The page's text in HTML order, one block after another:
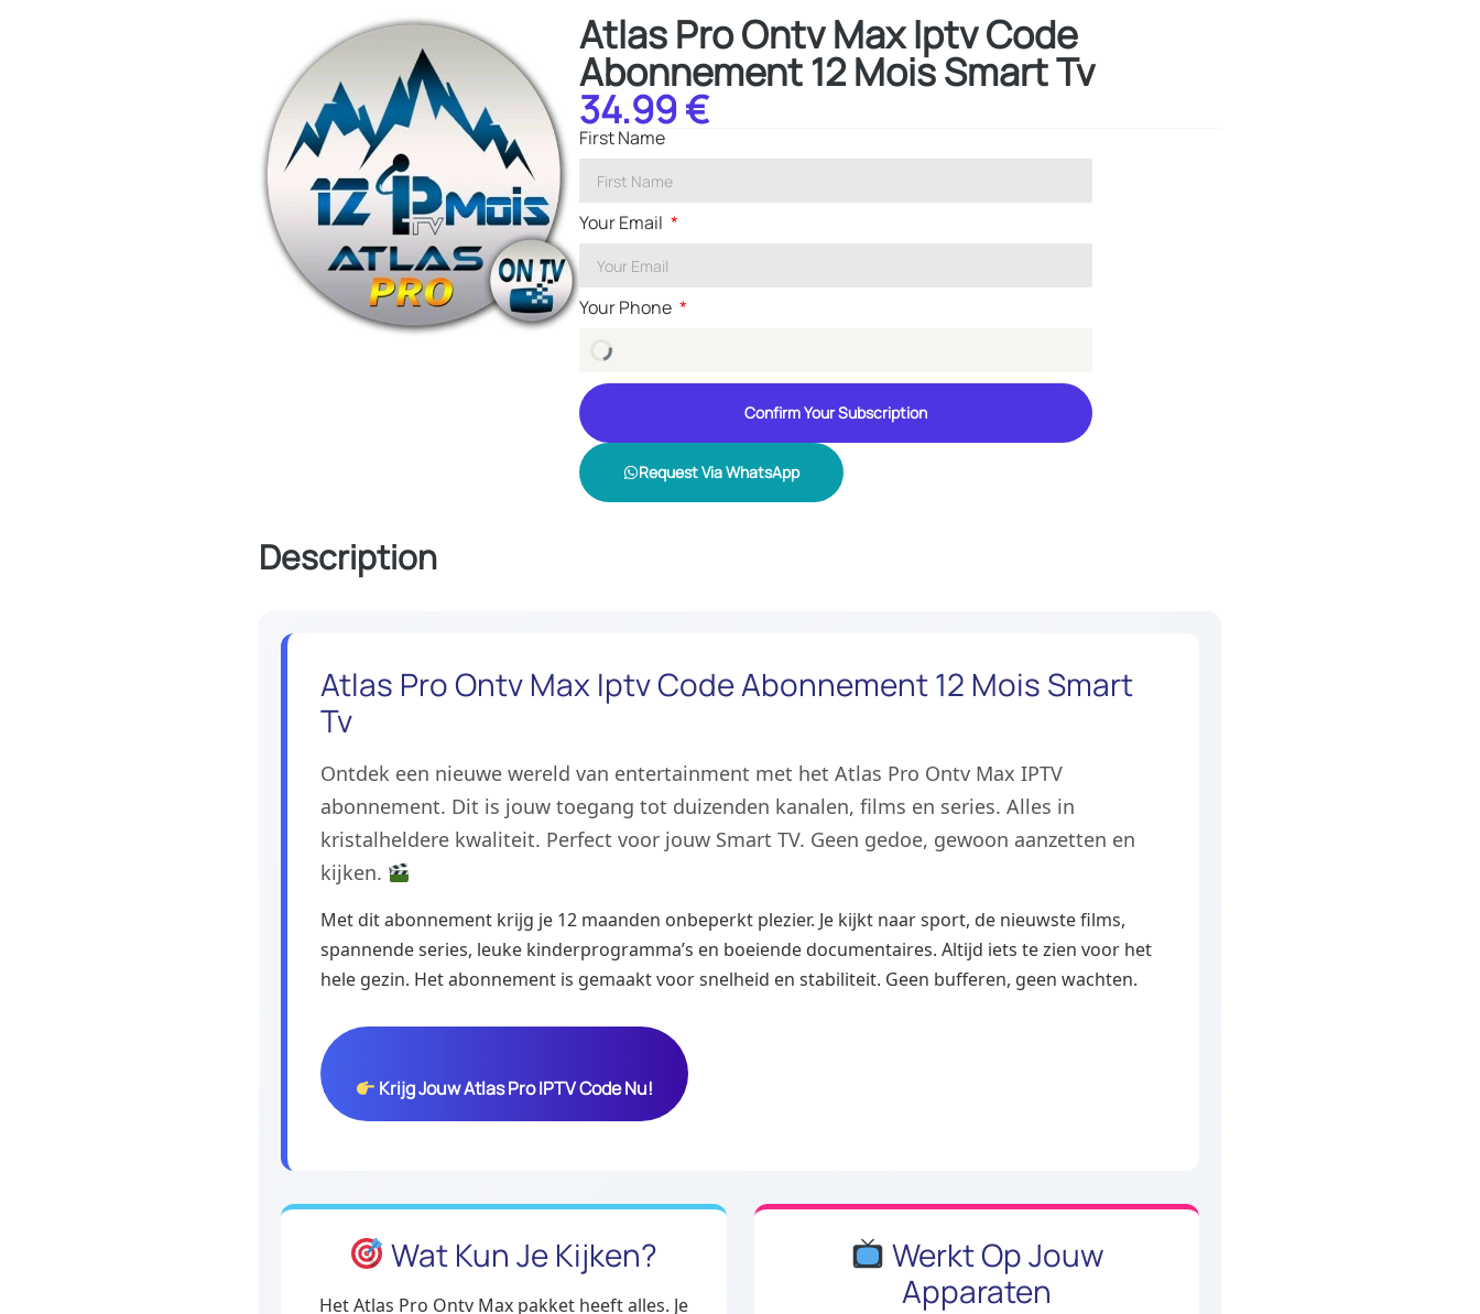
Atlas Pro Ontv Max Iptv Code
Abonnement 12 Mois Smart Tv
34.99 €
First Name
Your Email
Your Phone
Confirm Your Subscription
Request Via WhatsApp
Description
Atlas Pro Ontv Max Iptv Code Abonnement 12 Mois Smart
Tv
Ontdek een nieuwe wereld van entertainment met het Atlas Pro Ontv Max IPTV
abonnement. Dit is jouw toegang tot duizenden kanalen, films en series. Alles in
kristalheldere kwaliteit. Perfect voor jouw Smart TV. Geen gedoe, gewoon aanzetten en
kijken.
Met dit abonnement krijg je 12 maanden onbeperkt plezier. Je kijkt naar sport, de nieuwste films,
spannende series, leuke kinderprogramma’s en boeiende documentaires. Altijd iets te zien voor het
hele gezin. Het abonnement is gemaakt voor snelheid en stabiliteit. Geen bufferen, geen wachten.
Krijg Jouw Atlas Pro IPTV Code Nu!
Wat Kun Je Kijken?
Het Atlas Pro Ontv Max pakket heeft alles. Je
Werkt Op Jouw
Apparaten